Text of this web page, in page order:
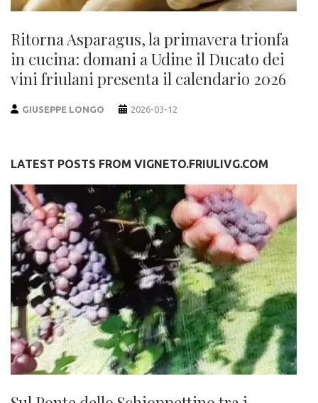
Ritorna Asparagus, la primavera trionfa
in cucina: domani a Udine il Ducato dei
vini friulani presenta il calendario 2026
GIUSEPPE LONGO 2026-03-12
LATEST POSTS FROM VIGNETO.FRIULIVG.COM